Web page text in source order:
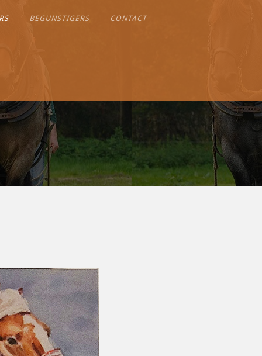
BEGUNSTIGERS CONTACT